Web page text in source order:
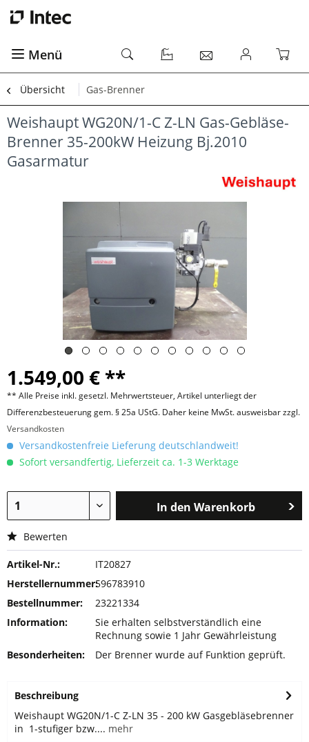
Menü
Übersicht Gas-Brenner
Weishaupt WG20N/1-C Z-LN Gas-Gebläse-
Brenner 35-200kW Heizung Bj.2010
Gasarmatur
1.549,00 € **
** Alle Preise inkl. gesetzl. Mehrwertsteuer, Artikel unterliegt der
Differenzbesteuerung gem. § 25a UStG. Daher keine MwSt. ausweisbar zzgl.
Versandkosten
Versandkostenfreie Lieferung deutschlandweit!
Sofort versandfertig, Lieferzeit ca. 1-3 Werktage
In den Warenkorb
Bewerten
Artikel-Nr.:
IT20827
Herstellernummer:596783910
Bestellnummer:
23221334
Information:
Sie erhalten selbstverständlich eine
Rechnung sowie 1 Jahr Gewährleistung
Besonderheiten:
Der Brenner wurde auf Funktion geprüft.
Beschreibung
Weishaupt WG20N/1-C Z-LN 35 - 200 kW Gasgebläsebrenner
in 1-stufiger bzw.... mehr